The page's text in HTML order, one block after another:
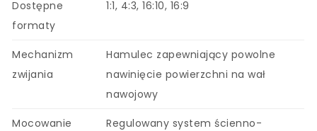
Dostępne
formaty
1:1, 4:3, 16:10, 16:9
Mechanizm
zwijania
Hamulec zapewniający powolne
nawinięcie powierzchni na wał
nawojowy
Mocowanie
Regulowany system ścienno-